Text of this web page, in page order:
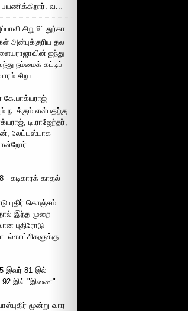
வ...
சிறுமி" துர்கா
அன்புக்குரிய தல
ஐந்து
நம்மைக் கட்டிப்
சிறப...
நடக்கும் என்பதற்கு
டி.ராஜேந்தர்,
லேட்டஸ்டாக
- கடிகாரக் காதல்
புதிர் கொஞ்சம்
இந்த முறை
புதிரோடு
இவர் 81 இல்
92 இல் "இணை"
மூன்று வார